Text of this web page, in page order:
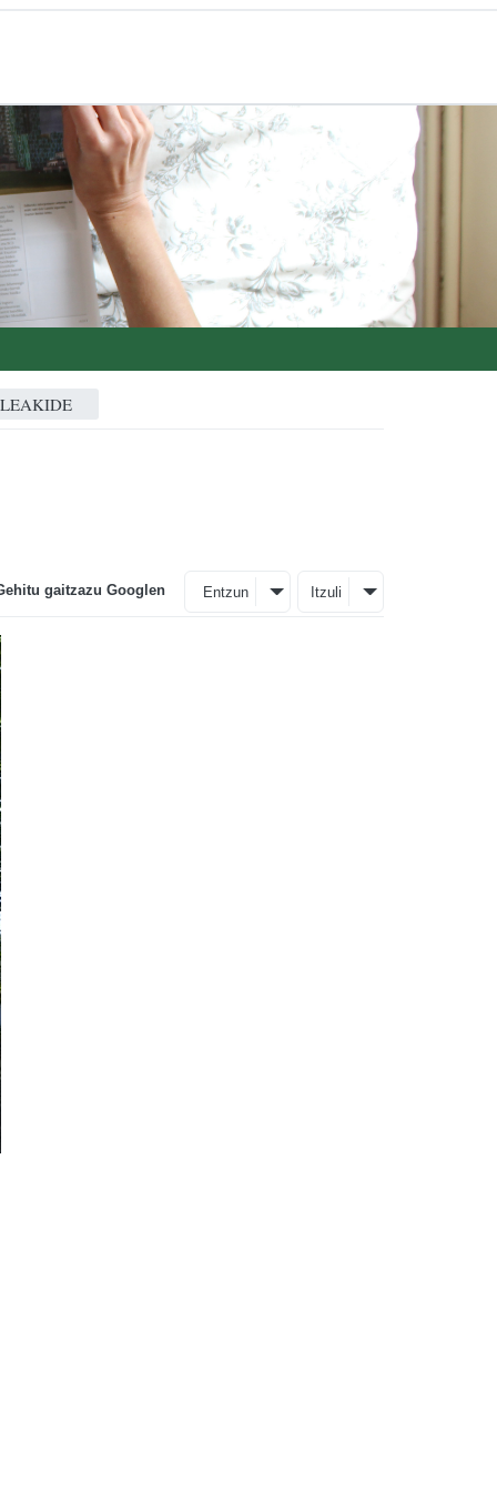
gaitzazu Googlen Entzun Itzuli